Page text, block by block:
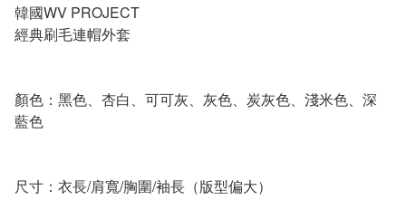
韓國WV PROJECT
經典刷毛連帽外套
顏色：黑色、杏白、可可灰、灰色、炭灰色、淺米色、深
藍色
尺寸：衣長/肩寬/胸圍/袖長（版型偏大）